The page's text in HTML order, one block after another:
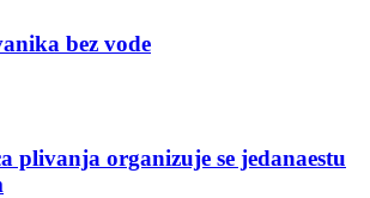
bez vode
plivanja organizuje se jedanaestu